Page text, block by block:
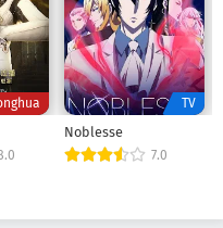
TV
Noblesse
7.0